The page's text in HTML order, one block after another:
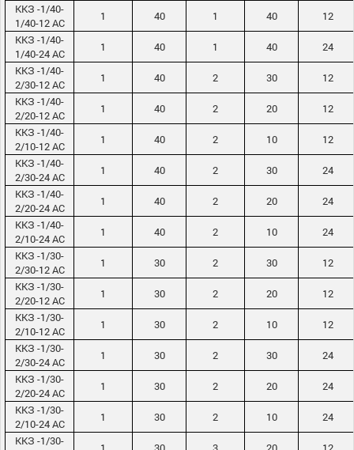
ККЗ -1/40-
1/40-12 АС
1 40 1 40
12
ККЗ -1/40-
1/40-24 АС
1 40 1 40
24
ККЗ -1/40-
2/30-12 АС
1 40 2 30
12
ККЗ -1/40-
2/20-12 АС
1 40 2 20
12
ККЗ -1/40-
2/10-12 АС
1 40 2 10
12
ККЗ -1/40-
2/30-24 АС
1 40 2 30
24
ККЗ -1/40-
2/20-24 АС
1 40 2 20
24
ККЗ -1/40-
2/10-24 АС
1 40 2 10
24
ККЗ -1/30-
2/30-12 АС
1 30 2 30
12
ККЗ -1/30-
2/20-12 АС
1 30 2 20
12
ККЗ -1/30-
2/10-12 АС
1 30 2 10
12
ККЗ -1/30-
2/30-24 АС
1 30 2 30
24
ККЗ -1/30-
2/20-24 АС
1 30 2 20
24
ККЗ -1/30-
2/10-24 АС
1 30 2 10
24
ККЗ -1/30-